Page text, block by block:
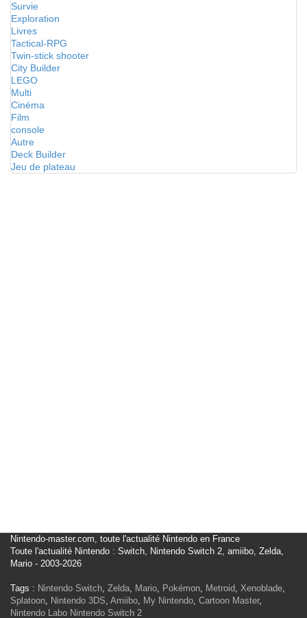
Survie
Exploration
Livres
Tactical-RPG
Twin-stick shooter
City Builder
LEGO
Multi
Cinéma
Film
console
Autre
Deck Builder
Jeu de plateau
Nintendo-master.com, toute l'actualité Nintendo en France
Toute l'actualité Nintendo : Switch, Nintendo Switch 2, amiibo, Zelda,
Mario - 2003-2026
Tags : Nintendo Switch, Zelda, Mario, Pokémon, Metroid, Xenoblade,
Splatoon, Nintendo 3DS, Amiibo, My Nintendo, Cartoon Master,
Nintendo Labo Nintendo Switch 2